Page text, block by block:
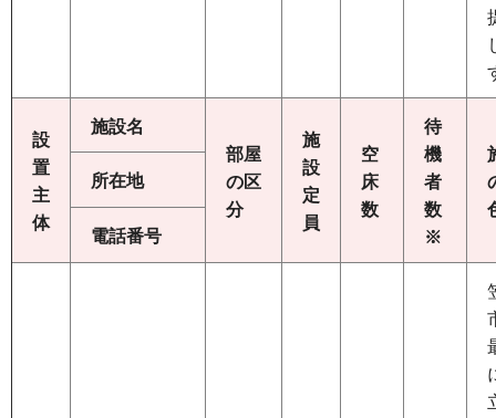
設
置
主
体
施設名
部屋
の区
分
施
設
定
員
空
床
数
待
機
者
数
※
所在地
電話番号